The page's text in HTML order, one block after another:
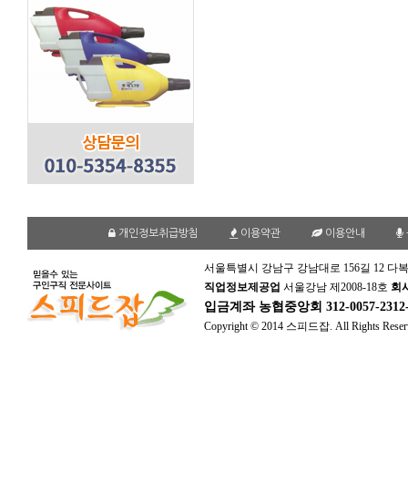
개인정보취급방침 이용약관 이용안내
서울특별시 강남구 강남대로 156길 12 다
직업정보제공업 서울강남 제2008-18호 회
입금계좌 농협중앙회 312-0057-
Copyright © 2014 스피드잡. All Rights